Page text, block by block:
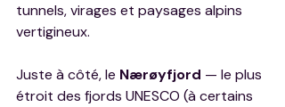
tunnels, virages et paysages alpins
vertigineux.
Juste à côté, le Nærøyfjord — le plus
étroit des fjords UNESCO (à certains